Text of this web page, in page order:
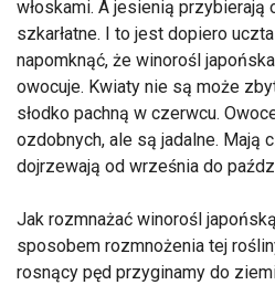
włoskami. A jesienią
szkarłatne. I to jest dopiero
napomknąć, że winorośl
owocuje. Kwiaty nie są może
słodko pachną w czerwcu.
ozdobnych, ale są jadalne. Mają
dojrzewają od września do
Jak rozmnażać winorośl
sposobem rozmnożenia tej
rosnący pęd przyginamy do